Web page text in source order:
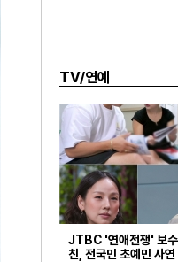
TV/연예
JTBC '연애전쟁' 보수
친, 전국민 초예민 사